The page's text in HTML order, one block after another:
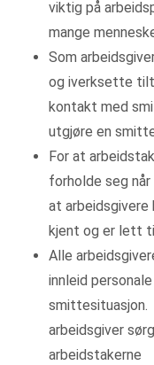
viktig på
mange
Som
og iverksette
kontakt med
utgjøre en
For at
forholde seg
at
kjent og er lett
Alle
innleid
arbeidsgiver
arbeidstakerne